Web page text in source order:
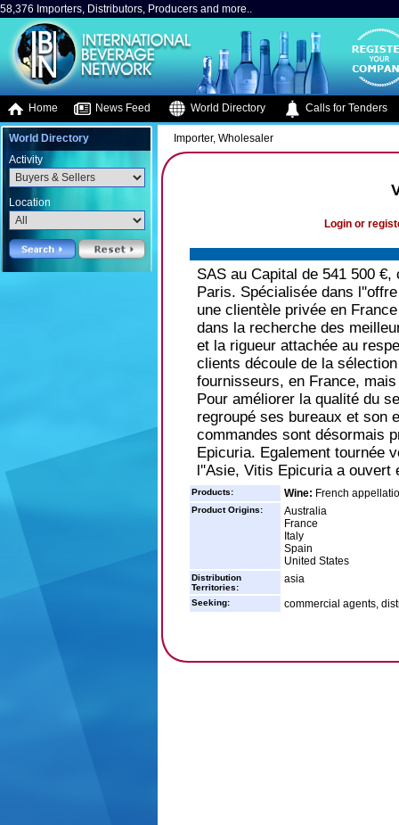
58,376 Importers, Distributors, Producers and more..
Home News Feed World Directory Calls for Tenders
World Directory
Activity
Location
Importer, Wholesaler
Login or
SAS au Capital de 541 500
Paris. Spécialisée dans
une clientèle privée en
dans la recherche des
et la rigueur attachée au
clients découle de la
fournisseurs, en France,
Pour améliorer la qualité du
regroupé ses bureaux et son
commandes sont désormais
Epicuria. Egalement tournée
l''Asie, Vitis Epicuria a ouvert
Products: Wine: French
Product Origins:
Australia
France
Italy
Spain
United States
Distribution
Territories:
asia
Seeking: commercial agents,